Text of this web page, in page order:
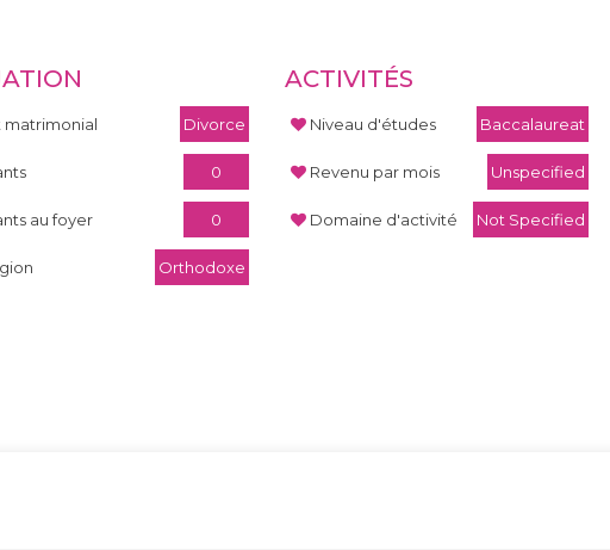
matrimonial Divorce
0
au foyer 0
Orthodoxe
ACTIVITÉS
Niveau d'études Baccalaureat
Revenu par mois Unspecified
Domaine d'activité Not Specified